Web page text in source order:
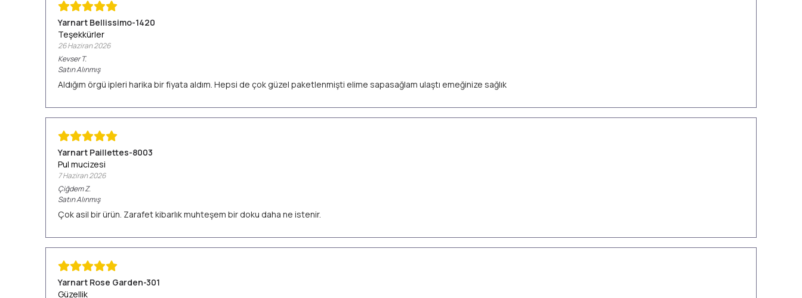
Yarnart Bellissimo-1420
Teşekkürler
26 Haziran 2026
Kevser T.
Satın Alınmış
Aldığım örgü ipleri harika bir fiyata aldım. Hepsi de çok güzel paketlenmişti elime sapasağlam ulaştı emeğinize sağlık
Yarnart Paillettes-8003
Pul mucizesi
7 Haziran 2026
ÇiğdemZ.
Satın Alınmış
Çok asil bir ürün. Zarafet kibarlık muhteşem bir doku daha ne istenir.
Yarnart Rose Garden-301
Güzellik